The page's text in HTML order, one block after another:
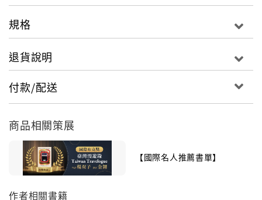
規格
退貨說明
付款/配送
商品相關策展
【國際名人推薦書單】
作者相關書籍